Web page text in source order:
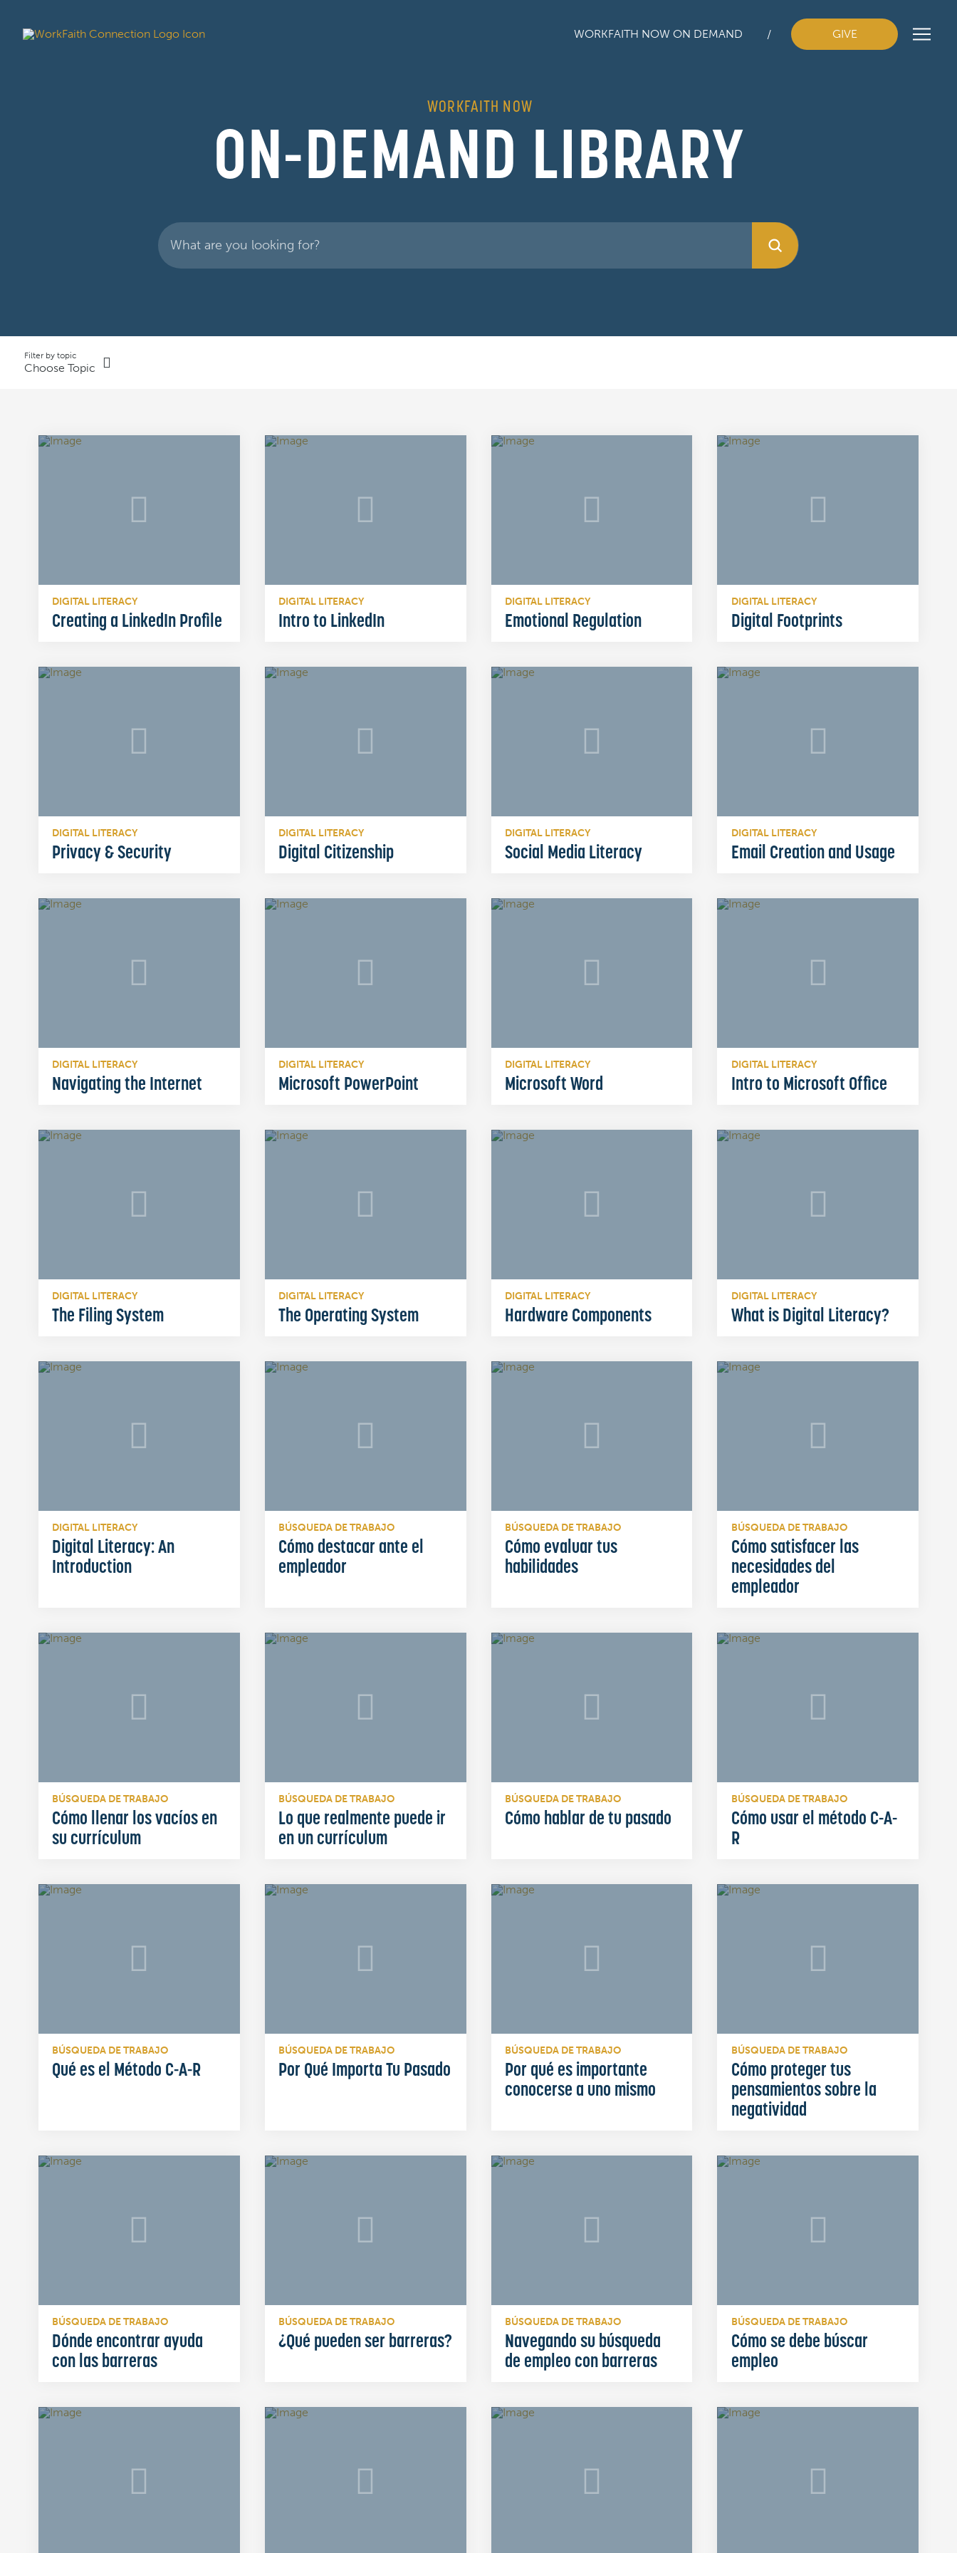
WORKFAITH NOW ON DEMAND GIVE
WORKFAITH NOW
ON-DEMAND LIBRARY
Search
Submit
Filter by topic
Choose Topic
DIGITAL LITERACY
Creating a LinkedIn Profile
DIGITAL LITERACY
Intro to LinkedIn
DIGITAL LITERACY
Emotional Regulation
DIGITAL LITERACY
Digital Footprints
DIGITAL LITERACY
Privacy & Security
DIGITAL LITERACY
Digital Citizenship
DIGITAL LITERACY
Social Media Literacy
DIGITAL LITERACY
Email Creation and Usage
DIGITAL LITERACY
Navigating the Internet
DIGITAL LITERACY
Microsoft PowerPoint
DIGITAL LITERACY
Microsoft Word
DIGITAL LITERACY
Intro to Microsoft Office
DIGITAL LITERACY
The Filing System
DIGITAL LITERACY
The Operating System
DIGITAL LITERACY
Hardware Components
DIGITAL LITERACY
What is Digital Literacy?
DIGITAL LITERACY
Digital Literacy: An
Introduction
BÚSQUEDA DE TRABAJO
Cómo destacar ante el
empleador
BÚSQUEDA DE TRABAJO
Cómo evaluar tus
habilidades
BÚSQUEDA DE TRABAJO
Cómo satisfacer las
necesidades del
empleador
BÚSQUEDA DE TRABAJO
Cómo llenar los vacíos en
su currículum
BÚSQUEDA DE TRABAJO
Lo que realmente puede ir
en un currículum
BÚSQUEDA DE TRABAJO
Cómo hablar de tu pasado
BÚSQUEDA DE TRABAJO
Cómo usar el método C-A-
R
BÚSQUEDA DE TRABAJO
Qué es el Método C-A-R
BÚSQUEDA DE TRABAJO
Por Qué Importa Tu Pasado
BÚSQUEDA DE TRABAJO
Por qué es importante
conocerse a uno mismo
BÚSQUEDA DE TRABAJO
Cómo proteger tus
pensamientos sobre la
negatividad
BÚSQUEDA DE TRABAJO
Dónde encontrar ayuda
con las barreras
BÚSQUEDA DE TRABAJO
¿Qué pueden ser barreras?
BÚSQUEDA DE TRABAJO
Navegando su búsqueda
de empleo con barreras
BÚSQUEDA DE TRABAJO
Cómo se debe búscar
empleo